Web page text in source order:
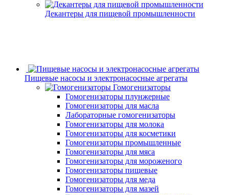
Декантеры для пищевой промышленности
Пищевые насосы и электронасосные агрегаты
Гомогенизаторы
Гомогенизаторы плунжерные
Гомогенизаторы для масла
Лабораторные гомогенизаторы
Гомогенизаторы для молока
Гомогенизаторы для косметики
Гомогенизаторы промышленные
Гомогенизаторы для мяса
Гомогенизаторы для мороженого
Гомогенизаторы пищевые
Гомогенизаторы для меда
Гомогенизаторы для мазей